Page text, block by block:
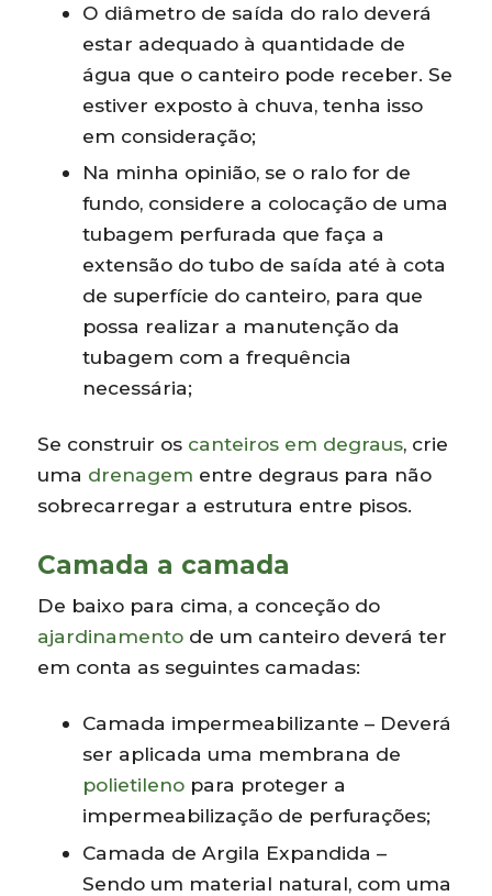
O diâmetro de saída do ralo deverá
estar adequado à quantidade de
água que o canteiro pode receber. Se
estiver exposto à chuva, tenha isso
em consideração;
Na minha opinião, se o ralo for de
fundo, considere a colocação de uma
tubagem perfurada que faça a
extensão do tubo de saída até à cota
de superfície do canteiro, para que
possa realizar a manutenção da
tubagem com a frequência
necessária;
Se construir os canteiros em degraus, crie
uma drenagem entre degraus para não
sobrecarregar a estrutura entre pisos.
Camada a camada
De baixo para cima, a conceção do
ajardinamento de um canteiro deverá ter
em conta as seguintes camadas:
Camada impermeabilizante – Deverá
ser aplicada uma membrana de
polietilenopara proteger a
impermeabilização de perfurações;
Camada de Argila Expandida –
Sendo um material natural, com uma